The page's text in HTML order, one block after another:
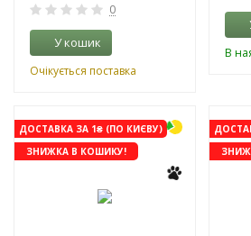
0
У кошик
Очікується поставка
В
ДОСТАВКА ЗА 1₴ (ПО КИЄВУ)
ЗНИЖКА В КОШИКУ!